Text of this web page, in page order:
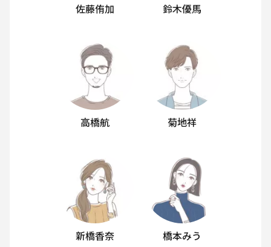
佐藤侑加 鈴木優馬
高橋航 菊地祥
新橋香奈 橋本みう